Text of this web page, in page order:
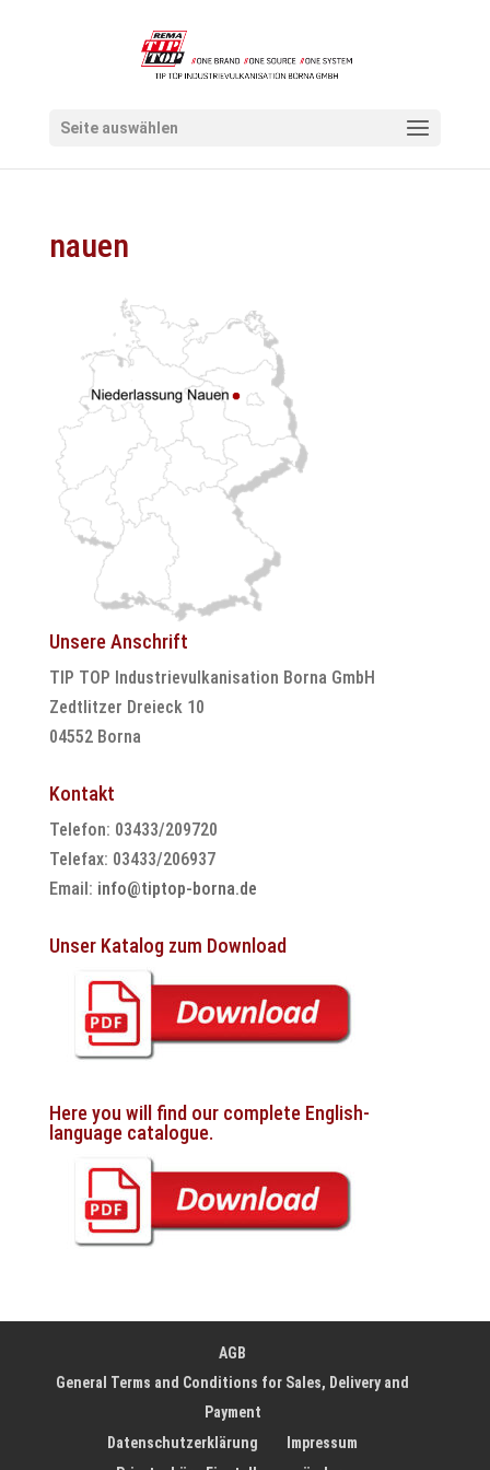
Seite auswählen
nauen
Unsere Anschrift
TIP TOP Industrievulkanisation Borna GmbH
Zedtlitzer Dreieck 10
04552 Borna
Kontakt
Telefon: 03433/209720
Telefax: 03433/206937
Email: info@tiptop-borna.de
Unser Katalog zum Download
Here you will find our complete English-
language catalogue.
AGB
General Terms and Conditions for Sales, Delivery and
Payment
Datenschutzerklärung
Impressum